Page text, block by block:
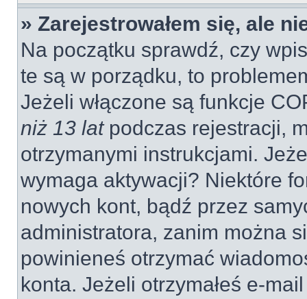
» Zarejestrowałem się, ale
Na początku sprawdź, czy
te są w porządku, to
Jeżeli włączone są funkcje
niż 13 latpodczas rejestracji,
otrzymanymi instrukcjami.
wymaga aktywacji? Niektóre
nowych kont, bądź przez
administratora, zanim można
powinieneś otrzymać
konta. Jeżeli otrzymałeś e-